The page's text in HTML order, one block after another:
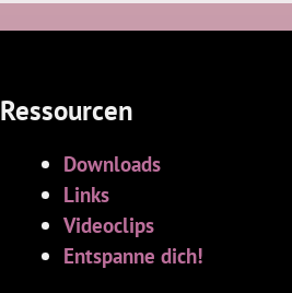
Ressourcen
Downloads
Links
Videoclips
Entspanne dich!